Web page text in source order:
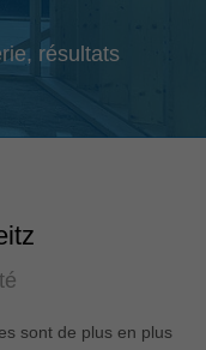
résultats
sont de plus en plus